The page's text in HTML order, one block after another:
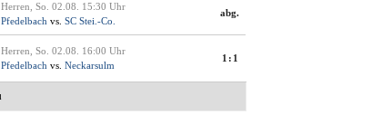
Herren, So. 02.08. 15:30 Uhr
Pfedelbach vs. SC Stei.-Co.
abg.
Herren, So. 02.08. 16:00 Uhr
Pfedelbach vs. Neckarsulm
1:1